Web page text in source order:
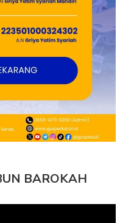
BAROKAH